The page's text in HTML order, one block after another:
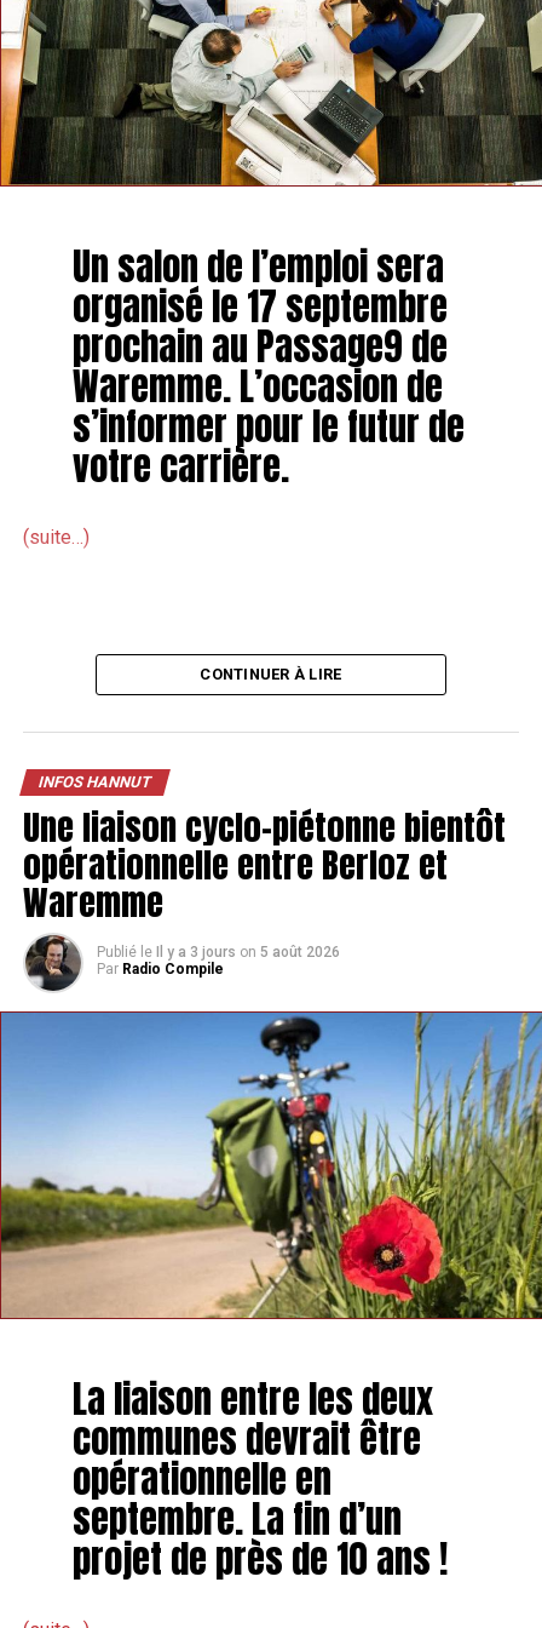
TAGS FEATURED INFOS HANNUT
SUIVANT
Une exposition dédiée à l’art urbain se prépare à Hannut
NE MANQUEZ PAS
Quatre nouveaux radars vont être installés à Hannut et
dans ses environs
Un salon de l’emploi sera
organisé le 17 septembre
prochain au Passage9 de
Waremme. L’occasion de
s’informer pour le futur de
votre carrière.
(suite…)
CONTINUER À LIRE
INFOS HANNUT
Une liaison cyclo-piétonne bientôt
opérationnelle entre Berloz et
Waremme
Publié le Il y a 3 jours on 5 août 2026
Par Radio Compile
La liaison entre les deux
communes devrait être
opérationnelle en
septembre. La fin d’un
projet de près de 10 ans !